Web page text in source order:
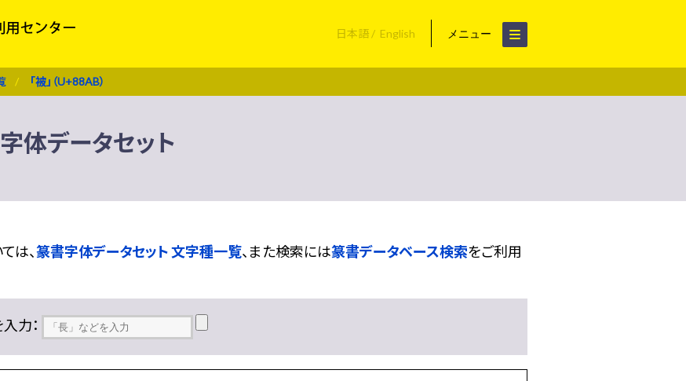
日本語 English メニュー
「被」（U+88AB）
字体データセット
は、篆書字体データセット 文字種一覧、また検索には篆書データベース検索をご利用
力：